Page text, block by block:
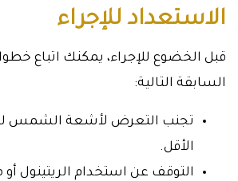
الاستعداد للإجراء
قبل الخضوع للإجراء، يمكنك اتباع
السابقة التالية:
تجنب التعرض لأشعة الشمس
الأقل.
التوقف عن استخدام الريتينول